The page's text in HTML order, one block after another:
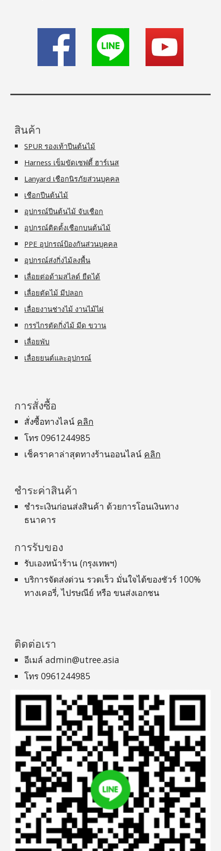
สินค้า
SPUR รองเท้าปีนต้นไม้
Harness เข็มขัดเซฟตี้ ฮาร์เนส
Lanyard เชือกนิรภัยส่วนบุคคล
เชือกปีนต้นไม้
อุปกรณ์ปีนต้นไม้ จับเชือก
อุปกรณ์ติดตั้งเชือกบนต้นไม้
PPE อุปกรณ์ป้องกันส่วนบุคคล
อุปกรณ์ส่งกิ่งไม้ลงพื้น
เลื่อยต่อด้ามสไลด์ ยืดได้
เลื่อยตัดไม้ มีปลอก
เลื่อยงานช่างไม้ งานไม้ไผ่
กรรไกรตัดกิ่งไม้ มีด ขวาน
เลื่อยพับ
เลื่อยยนต์และอุปกรณ์
การสั่งซื้อ
สั่งซื้อทางไลน์ คลิก
โทร 0961244985
เช็คราคาล่าสุดทางร้านออนไลน์ คลิก
ชำระค่าสินค้า
ชำระเงินก่อนส่งสินค้า ด้วยการโอนเงินทาง
ธนาคาร
การรับของ
รับเองหน้าร้าน (กรุงเทพฯ)
บริการจัดส่งด่วน รวดเร็ว มั่นใจได้ของชัวร์ 100%
ทางเคอรี่, ไปรษณีย์ หรือ ขนส่งเอกชน
ติดต่อเรา
อีเมล์ admin@utree.asia
โทร 0961244985